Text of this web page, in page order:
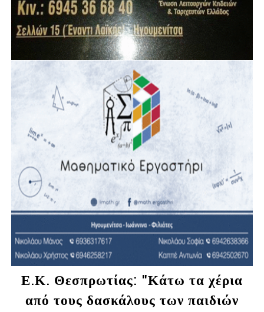
Ε.Κ. Θεσπρωτίας: "Κάτω τα χέρια
από τους δασκάλους των παιδιών